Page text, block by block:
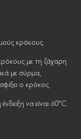
κρόκους.
με τη ζάχαρη
με σύρμα,
ο κρόκος.
να είναι 60°C